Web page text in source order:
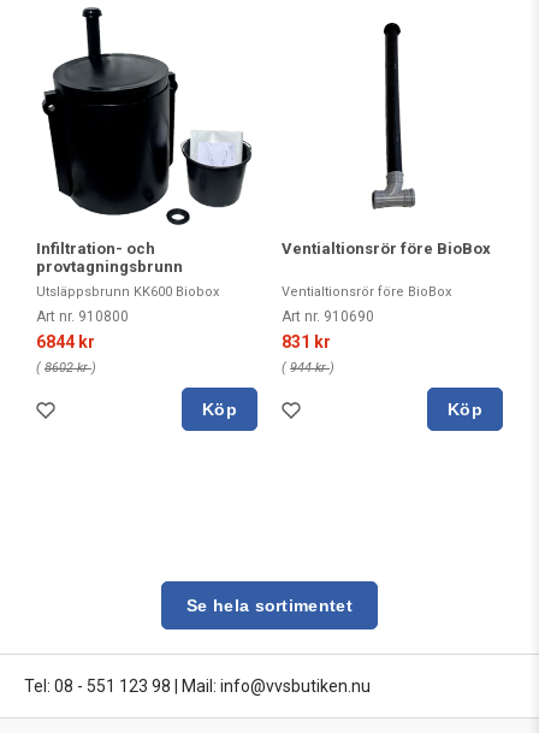
Infiltration- och
provtagningsbrunn
Utsläppsbrunn KK600 Biobox
Art nr. 910800
6844 kr
( 8602 kr)
Köp
Ventialtionsrör före BioBox
Ventialtionsrör före BioBox
Art nr. 910690
831 kr
( 944 kr)
Köp
Se hela sortimentet
Tel: 08 - 551 123 98 Mail: info@vvsbutiken.nu